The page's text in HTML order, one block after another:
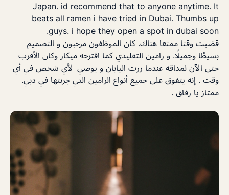
Japan. id recommend that to anyone anytime. It
beats all ramen i have tried in Dubai. Thumbs up
guys. i hope they open a spot in dubai soon.
قضيت وقتا ممتعا هناك. كان الموظفون مرحبون و التصميم
بسيطًا وجميلًا. و رامين التقليدي كما اقترحه ميكار وكان الأقرب
حتى الآن لمذاقه عندما زرت اليابان و يوصي لأي شخص في أي
وقت . إنه يتفوق على جميع أنواع الرامين التي جربتها في دبي.
ممتاز يا رفاق .